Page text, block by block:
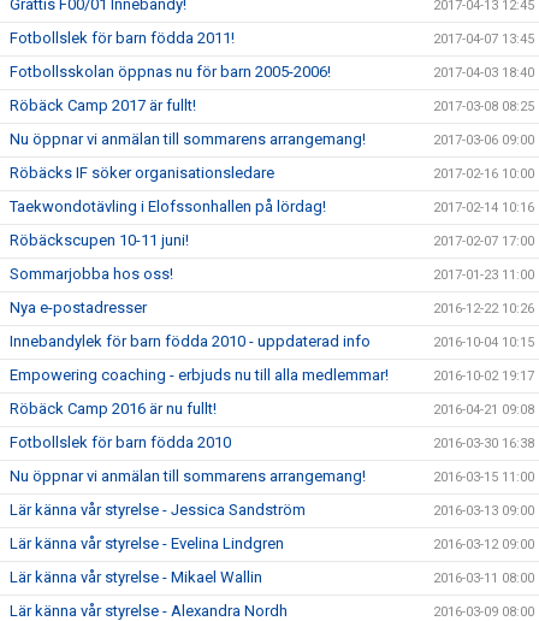
Grattis F00/01 Innebandy! 2017-04-13 12:45
Fotbollslek för barn födda 2011! 2017-04-07 13:45
Fotbollsskolan öppnas nu för barn 2005-2006! 2017-04-03 18:40
Röbäck Camp 2017 är fullt! 2017-03-08 08:25
Nu öppnar vi anmälan till sommarens arrangemang! 2017-03-06 09:00
Röbäcks IF söker organisationsledare 2017-02-16 10:00
Taekwondotävling i Elofssonhallen på lördag! 2017-02-14 10:16
Röbäckscupen 10-11 juni! 2017-02-07 17:00
Sommarjobba hos oss! 2017-01-23 11:00
Nya e-postadresser 2016-12-22 10:26
Innebandylek för barn födda 2010 - uppdaterad info 2016-10-04 10:15
Empowering coaching - erbjuds nu till alla medlemmar! 2016-10-02 19:17
Röbäck Camp 2016 är nu fullt! 2016-04-21 09:08
Fotbollslek för barn födda 2010 2016-03-30 16:38
Nu öppnar vi anmälan till sommarens arrangemang! 2016-03-15 11:00
Lär känna vår styrelse - Jessica Sandström 2016-03-13 09:00
Lär känna vår styrelse - Evelina Lindgren 2016-03-12 09:00
Lär känna vår styrelse - Mikael Wallin 2016-03-11 08:00
Lär känna vår styrelse - Alexandra Nordh 2016-03-09 08:00